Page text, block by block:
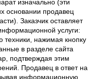
изначально (эти
основании продавец
Заказчик оставляет
услуги:
техники, нажимая кнопку
в разделе сайта
подтверждая этим
Продавец в ответ на
информационную